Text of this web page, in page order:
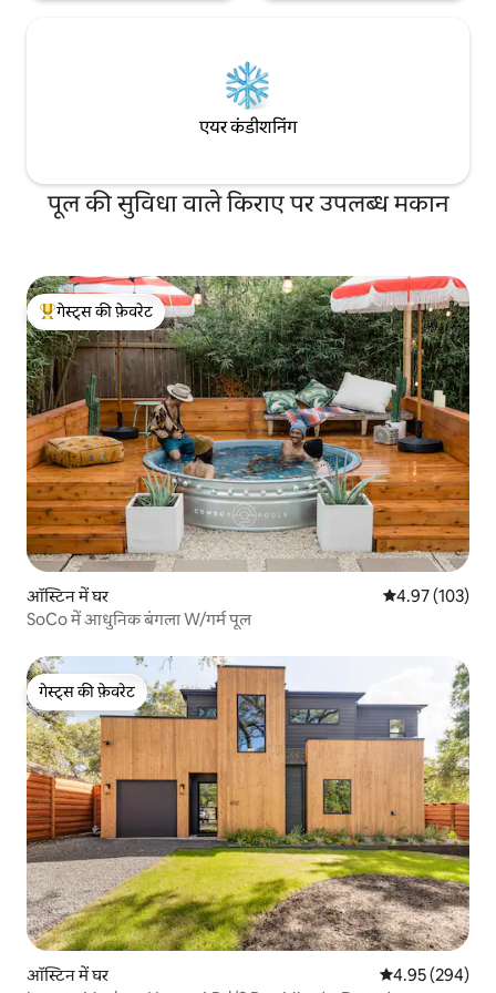
एयर कंडीशनिंग
पूल की सुविधा वाले किराए पर उपलब्ध मकान
गेस्ट्स का टॉप फ़ेवरेट
गेस्ट्स की फ़ेवरेट
ऑस्टिन में घर औसत रेटिंग 5 में से
4.97 (103)
SoCo में आधुनिक बंगला W/गर्म पूल
गेस्ट्स की फ़ेवरेट
गेस्ट्स की फ़ेवरेट
ऑस्टिन में घर औसत रेटिंग 5 में से
4.95 (294)